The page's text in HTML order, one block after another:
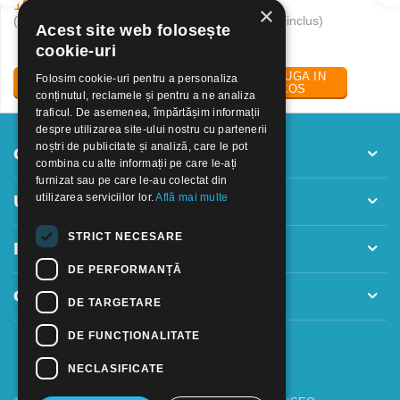
19 30 Lei
(pret cu TVA inclus)
ADAUGA IN
COS
24 Lei
(pret cu TVA inclus)
ADAUGA IN
COS
Contul meu
Utile
Informatii
Contact
×
Acest site web folosește
cookie-uri
Folosim cookie-uri pentru a personaliza
conținutul, reclamele și pentru a ne analiza
traficul. De asemenea, împărtășim informații
despre utilizarea site-ului nostru cu partenerii
noștri de publicitate și analiză, care le pot
combina cu alte informații pe care le-ați
furnizat sau pe care le-au colectat din
utilizarea serviciilor lor.Află mai multe
STRICT NECESARE
DE PERFORMANȚĂ
DE TARGETARE
DE FUNCŢIONALITATE
NECLASIFICATE